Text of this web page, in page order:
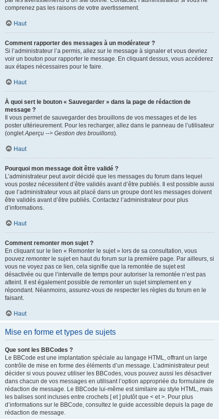
comprenez pas les raisons de votre avertissement.
Haut
Comment rapporter des messages à un modérateur ?
Si l’administrateur l’a permis, allez sur le message à signaler et vous devriez
voir un bouton pour rapporter le message. En cliquant dessus, vous accéderez
aux étapes nécessaires pour le faire.
Haut
À quoi sert le bouton « Sauvegarder » dans la page de rédaction de
message ?
Il vous permet de sauvegarder des brouillons de vos messages et de les
poster ultérieurement. Pour les recharger, allez dans le panneau de l’utilisateur
(ongletAperçu --> Gestion des brouillons).
Haut
Pourquoi mon message doit être validé ?
L’administrateur peut avoir décidé que les messages du forum dans lequel
vous postez nécessitent d’être validés avant d’être publiés. Il est possible aussi
que l’administrateur vous ait placé dans un groupe dont les messages doivent
être validés avant d’être publiés. Contactez l’administrateur pour plus
d’informations.
Haut
Comment remonter mon sujet ?
En cliquant sur le lien « Remonter le sujet » lors de sa consultation, vous
pouvez remonterle sujet en haut du forum sur la première page. Par ailleurs, si
vous ne voyez pas ce lien, cela signifie que la remontée de sujet est
désactivée ou que l’intervalle de temps pour autoriser la remontée n’est pas
atteint. Il est également possible de remonter un sujet simplement en y
répondant. Néanmoins, assurez-vous de respecter les règles du forum en le
faisant.
Haut
Mise en forme et types de sujets
Que sont les BBCodes ?
Le BBCode est une implantation spéciale au langage HTML, offrant un large
contrôle de mise en forme des éléments d’un message. L’administrateur peut
décider si vous pouvez utiliser les BBCodes, vous pouvez aussi les désactiver
dans chacun de vos messages en utilisant l’option appropriée du formulaire de
rédaction de message. Le BBCode lui-même est similaire au style HTML, mais
les balises sont incluses entre crochets [ et ] plutôt que < et >. Pour plus
d’informations sur le BBCode, consultez le guide accessible depuis la page de
rédaction de message.